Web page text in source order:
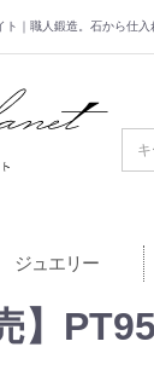
｜職人鍛造。石から仕入
公
ジュエリー
売】